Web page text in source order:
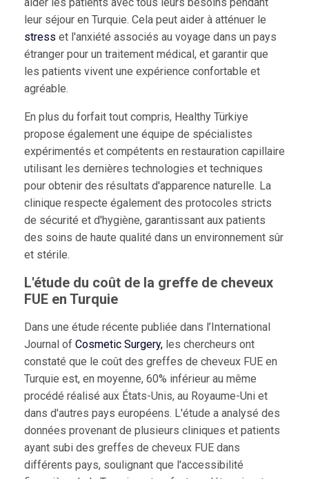
leur séjour en Turquie. Cela peut aider à atténuer le
stress et l'anxiété associés au voyage dans un pays
étranger pour un traitement médical, et garantir que
les patients vivent une expérience confortable et
agréable.
En plus du forfait tout compris, Healthy Türkiye
propose également une équipe de spécialistes
expérimentés et compétents en restauration capillaire
utilisant les dernières technologies et techniques
pour obtenir des résultats d'apparence naturelle. La
clinique respecte également des protocoles stricts
de sécurité et d'hygiène, garantissant aux patients
des soins de haute qualité dans un environnement sûr
et stérile.
L'étude du coût de la greffe de cheveux
FUE en Turquie
Dans une étude récente publiée dans l’International
Journal of Cosmetic Surgery,les chercheurs ont
constaté que le coût des greffes de cheveux FUE en
Turquie est, en moyenne, 60% inférieur au même
procédé réalisé aux États-Unis, au Royaume-Uni et
dans d'autres pays européens. L'étude a analysé des
données provenant de plusieurs cliniques et patients
ayant subi des greffes de cheveux FUE dans
différents pays, soulignant que l'accessibilité